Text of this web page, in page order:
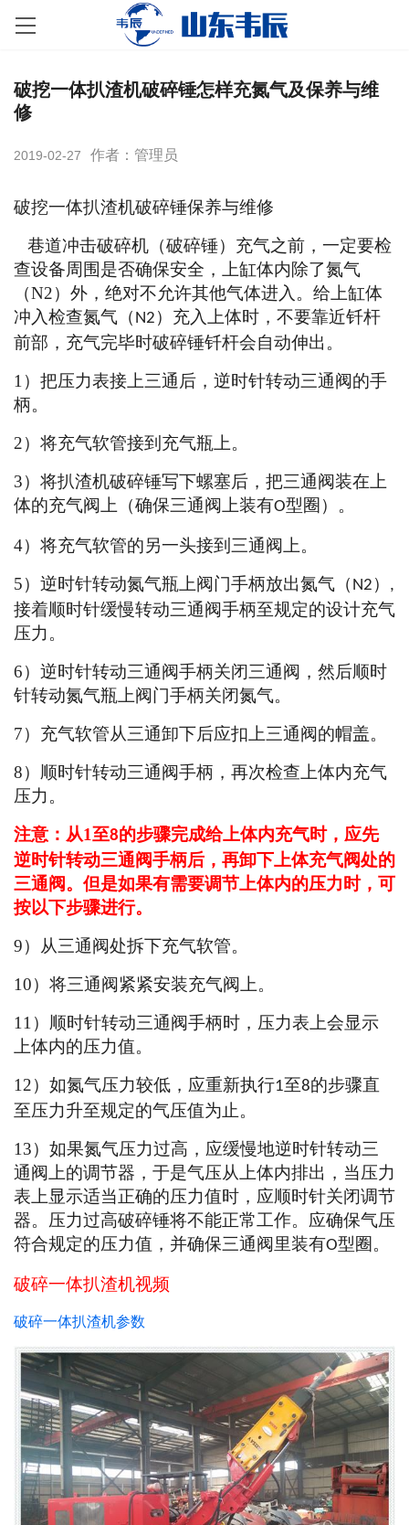
破挖一体扒渣机破碎锤怎样充氮气及保养与维
修
2019-02-27 作者：管理员
破挖一体扒渣机破碎锤保养与维修
巷道冲击破碎机（破碎锤）充气之前 ，一定要检
查设备周围是否确保安全，上缸体内除了氮气
（N2）外，绝对不允许其他气体进入。给上缸体
冲入检查氮气（ N2 ）充入上体时，不要靠近钎杆
前部，充气完毕时破碎锤钎杆会自动伸出。
1 ）把压力表接上三通后，逆时针转动三通阀的手
柄。
2）将充气软管接到充气瓶上。
3）将扒渣机破碎锤写下螺塞后，把三通阀装在上
体的充气阀上（确保三通阀上装有O型圈）。
4）将充气软管的另一头接到三通阀上。
5）逆时针转动氮气瓶上阀门手柄放出氮气（ N2 ） ,
接着顺时针缓慢转动三通阀手柄至规定的设计充气
压力。
6）逆时针转动三通阀手柄关闭三通阀，然后顺时
针转动氮气瓶上阀门手柄关闭氮气。
7）充气软管从三通卸下后应扣上三通阀的帽盖。
8）顺时针转动三通阀手柄，再次检查上体内充气
压力。
注意：从1至8的步骤完成给上体内充气时，应先
逆时针转动三通阀手柄后，再卸下上体充气阀处的
三通阀。但是如果有需要调节上体内的压力时，可
按以下步骤进行。
9）从三通阀处拆下充气软管。
10）将三通阀紧紧安装充气阀上。
11 ）顺时针转动三通阀手柄时，压力表上会显示
上体内的压力值。
12）如氮气压力较低，应重新执行1至8的步骤直
至压力升至规定的气压值为止。
13）如果氮气压力过高，应缓慢地逆时针转动三
通阀上的调节器，于是气压从上体内排出，当压力
表上显示适当正确的压力值时，应顺时针关闭调节
器。压力过高破碎锤将不能正常工作。应确保气压
符合规定的压力值，并确保三通阀里装有O型圈。
破碎一体扒渣机视频
破碎一体扒渣机参数